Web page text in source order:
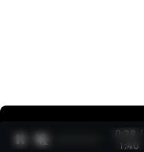
0:29 /
1:40